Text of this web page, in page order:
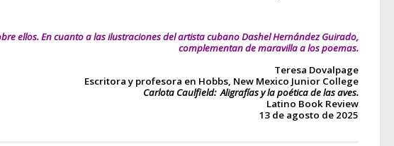
ellos. En cuanto a las ilustraciones del artista cubano Dashel Hernández Guirado,
complementan de maravilla a los poemas.
Teresa Dovalpage
Escritora y profesora en Hobbs, New Mexico Junior College
Carlota Caulfield: Aligrafías y la poética de las aves.
Latino Book Review
13 de agosto de 2025